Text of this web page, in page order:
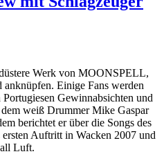
Werk von MOONSPELL,
anknüpfen. Einige Fans werden
Gewinnabsichten und
weiß Drummer Mike Gaspar
berichtet er über die Songs des
Auftritt in Wacken 2007 und
Luft.